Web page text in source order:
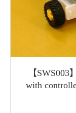
【
with